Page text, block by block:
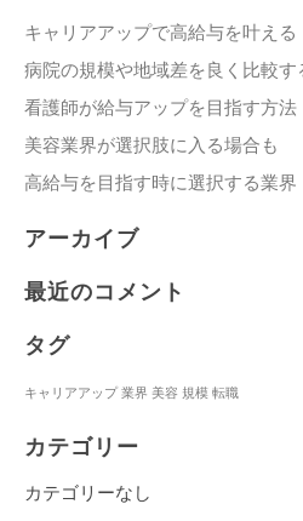
キャリアアップで高給与を叶える
病院の規模や地域差を良く比較す
看護師が給与アップを目指す方法
美容業界が選択肢に入る場合も
高給与を目指す時に選択する業界
アーカイブ
最近のコメント
タグ
キャリアアップ 業界 美容 規模 転職
カテゴリー
カテゴリーなし